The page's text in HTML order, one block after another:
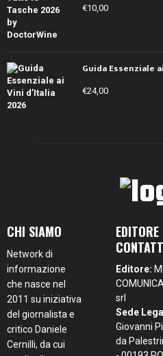
€10,00
Guida Essenziale
€24,00
CHI SIAMO
Network di
informazione
che nasce nel
2011 su iniziativa
del giornalista e
critico Daniele
Cernilli, da cui
EDITORE
Editore:
srl
Sede
Giovanni
da